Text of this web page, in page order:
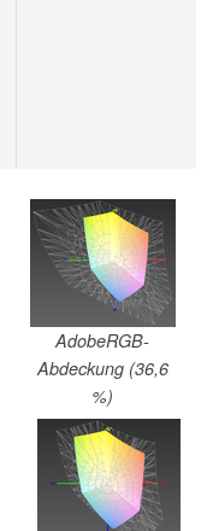
AdobeRGB-
Abdeckung (36,6
%)